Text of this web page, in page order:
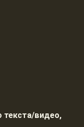
текста/видео,